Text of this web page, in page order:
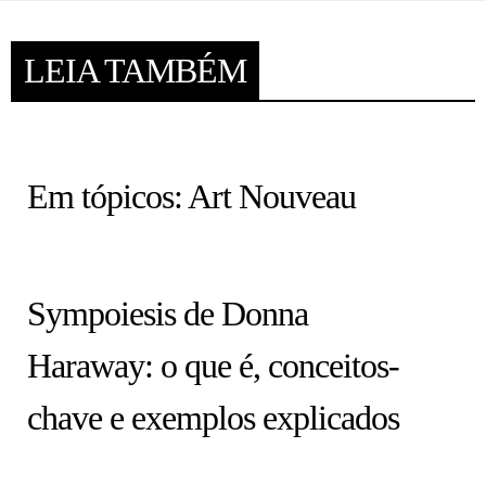
LEIA TAMBÉM
Em tópicos: Art Nouveau
Sympoiesis de Donna
Haraway: o que é, conceitos-
chave e exemplos explicados